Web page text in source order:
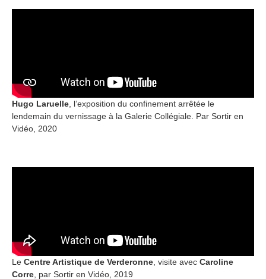
Hugo Laruelle , l’exposition du confinement arrêtée le
lendemain du vernissage à la Galerie Collégiale. Par Sortir en
Vidéo, 2020
Le Centre Artistique de Verderonne , visite avec Caroline
Corre , par Sortir en Vidéo, 2019